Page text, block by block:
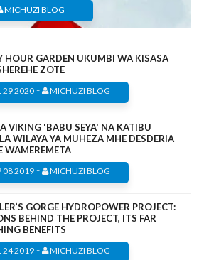
MICHUZI BLOG
HOUR GARDEN UKUMBI WA KISASA
ZOTE
29 2020 - MICHUZI BLOG
VIKING 'BABU SEYA' NA KATIBU
WILAYA YA MUHEZA MHE DESDERIA
WAMEREMETA
08 2019- MICHUZI BLOG
GORGE HYDROPOWER PROJECT:
BEHIND THE PROJECT, ITS FAR
BENEFITS
24 2019 - MICHUZI BLOG